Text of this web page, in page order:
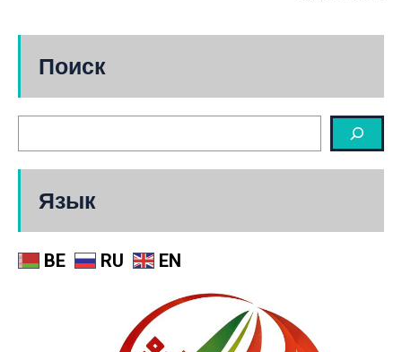
Поиск
Язык
BE RU EN